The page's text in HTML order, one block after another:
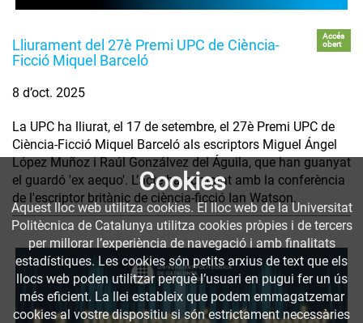
Lliurament del 27è Premi UPC de Ciència-
Ficció Miquel Barceló
Accés
obert
8 d’oct. 2025
La UPC ha lliurat, el 17 de setembre, el 27è Premi UPC de
Ciència-Ficció Miquel Barceló als escriptors Miguel Ángel
López Muñoz i Raúl Gonzálvez del Águila, que han guanyat
el guardó 'ex aequo'. L’acte ha comptat amb la conferència
de l'escriptor britànic de ciència-ficció Ian Watson.
Cookies
Aquest lloc web utilitza cookies. El lloc web de la Universitat
Politècnica de Catalunya utilitza cookies pròpies i de tercers
per millorar l’experiència de navegació i amb finalitats
estadístiques. Les cookies són petits arxius de text que els
llocs web poden utilitzar perquè l’usuari en pugui fer un ús
més eficient. La llei estableix que podem emmagatzemar
cookies al vostre dispositiu si són estrictament necessàries